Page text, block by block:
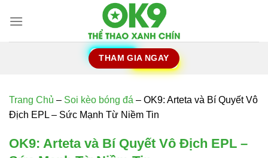
đến
THAM GIA NGAY
Trang Chủ – Soi kèo bóng đá – OK9: Arteta và Bí Quyết Vô
Địch EPL – Sức Mạnh Từ Niềm Tin
OK9: Arteta và Bí Quyết Vô Địch EPL –